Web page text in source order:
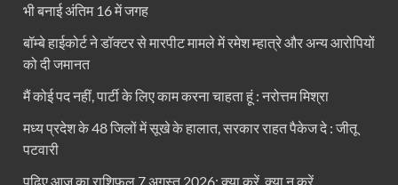
भी बनाई अंतिम 16 में जगह
बॉम्बे हाईकोर्ट ने डॉक्टर से मारपीट मामले में रमेश म्हात्रे और अन्य आरोपियों
को दी जमानत
मैं कोई पद नहीं, पार्टी के लिए काम करना चाहता हूं : नरोत्तम मिश्रा
मध्य प्रदेश के 48 जिलों में सूखे के हालात, सरकार राहत पैकेज दे : जीतू
पटवारी
पढ़िए आज का राशिफल 7 अगस्त 2026: क्या करें, क्या न करें…